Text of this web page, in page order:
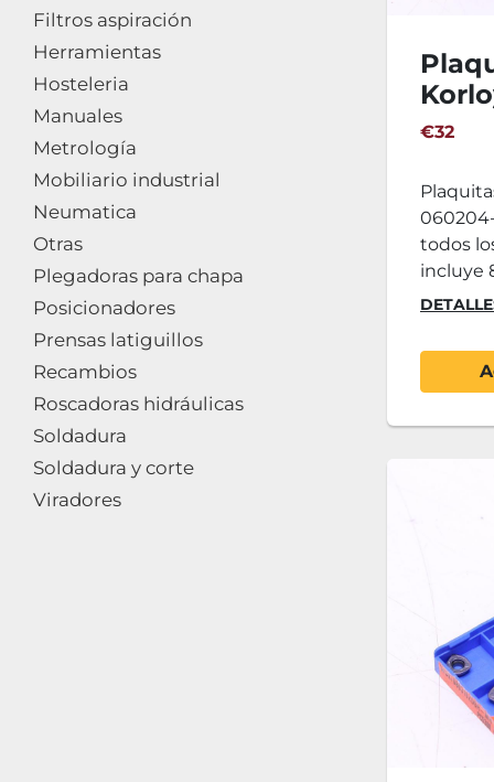
Filtros aspiración
Herramientas
Hosteleria
Manuales
Metrología
Mobiliario industrial
Neumatica
Otras
Plegadoras para chapa
Posicionadores
Prensas latiguillos
Recambios
Roscadoras hidráulicas
Soldadura
Soldadura y corte
Viradores
€32
todos
incluye